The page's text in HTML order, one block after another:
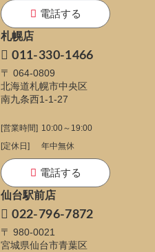
電話する
札幌店
011-330-1466
〒 064-0809
北海道札幌市中央区
南九条西1-1-27
[営業時間] 10:00～19:00
[定休日]
年中無休
電話する
仙台駅前店
022-796-7872
〒 980-0021
宮城県仙台市青葉区